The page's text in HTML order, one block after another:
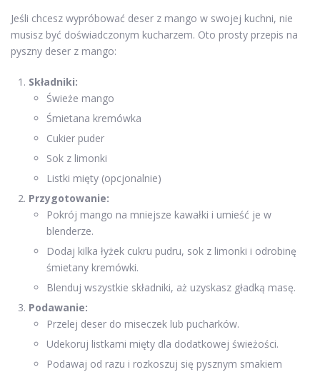
Jeśli chcesz wypróbować deser z mango w swojej kuchni, nie
musisz być doświadczonym kucharzem. Oto prosty przepis na
pyszny deser z mango:
Składniki:
Świeże mango
Śmietana kremówka
Cukier puder
Sok z limonki
Listki mięty (opcjonalnie)
Przygotowanie:
Pokrój mango na mniejsze kawałki i umieść je w
blenderze.
Dodaj kilka łyżek cukru pudru, sok z limonki i odrobinę
śmietany kremówki.
Blenduj wszystkie składniki, aż uzyskasz gładką masę.
Podawanie:
Przelej deser do miseczek lub pucharków.
Udekoruj listkami mięty dla dodatkowej świeżości.
Podawaj od razu i rozkoszuj się pysznym smakiem